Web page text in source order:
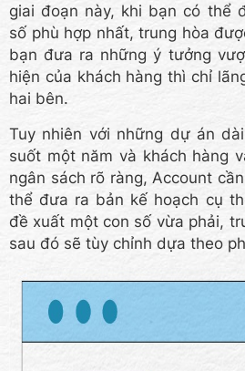
giai đoạn này, khi bạn có thể
số phù hợp nhất, trung hòa
bạn đưa ra những ý tưởng
hiện của khách hàng thì chỉ
hai bên.
Tuy nhiên với những dự án
suốt một năm và khách hàng
ngân sách rõ ràng, Account
thể đưa ra bản kế hoạch cụ
đề xuất một con số vừa phải,
sau đó sẽ tùy chỉnh dựa theo